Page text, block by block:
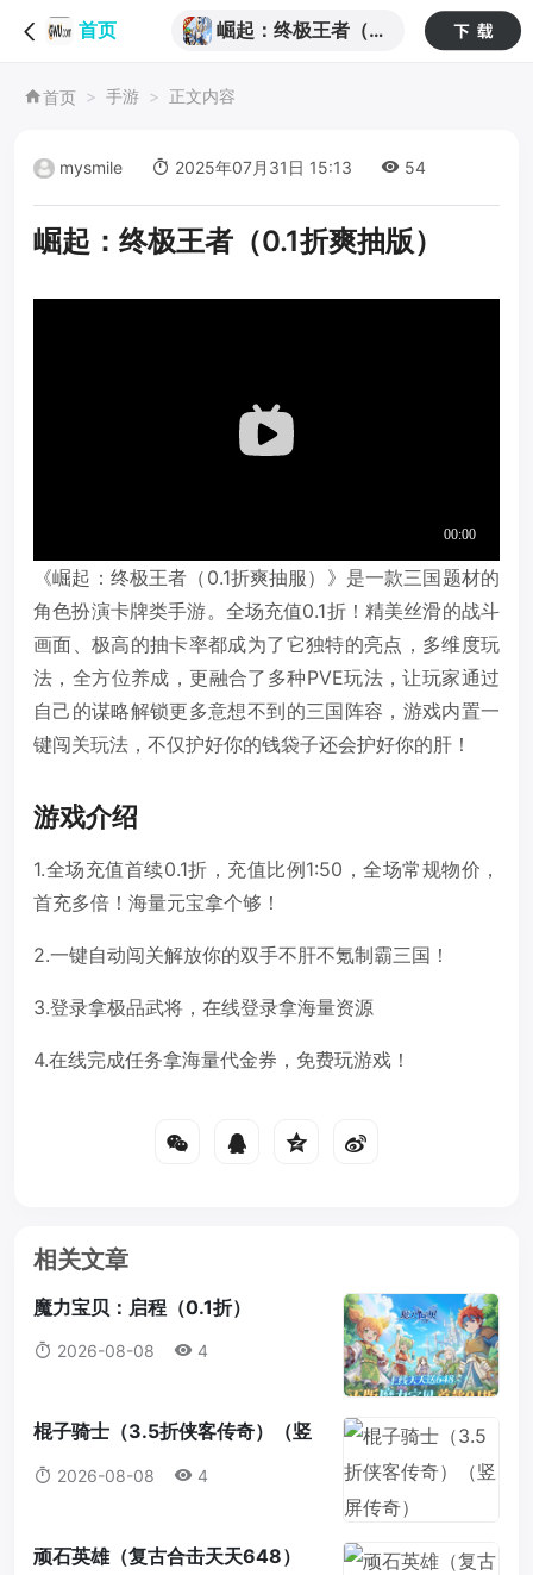
首页
崛起：终极王者（0.
首页 手游 正文内容
mysmile 2025年07月31日 15:13 54
崛起：终极王者（0.1折爽抽版）
《崛起：终极王者（0.1折爽抽服）》是一款三国题材的
角色扮演卡牌类手游。全场充值0.1折！精美丝滑的战斗
画面、极高的抽卡率都成为了它独特的亮点，多维度玩
法，全方位养成，更融合了多种PVE玩法，让玩家通过
自己的谋略解锁更多意想不到的三国阵容，游戏内置一
键闯关玩法，不仅护好你的钱袋子还会护好你的肝！
游戏介绍
1.全场充值首续0.1折，充值比例1:50，全场常规物价，
首充多倍！海量元宝拿个够！
2.一键自动闯关解放你的双手不肝不氪制霸三国！
3.登录拿极品武将，在线登录拿海量资源
4.在线完成任务拿海量代金券，免费玩游戏！
相关文章
魔力宝贝：启程（0.1折）
2026-08-08 4
棍子骑士（3.5折侠客传奇）（竖
屏传奇）
2026-08-08 4
顽石英雄（复古合击天天648）